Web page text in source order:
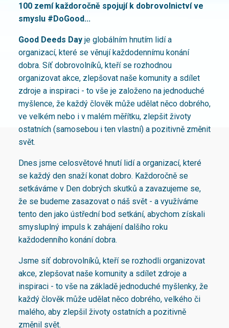
100 zemí každoročně spojují k dobrovolnictví ve
smyslu #DoGood...
Good Deeds Day je globálním hnutím lidí a
organizací, které se věnují každodennímu konání
dobra. Síť dobrovolníků, kteří se rozhodnou
organizovat akce, zlepšovat naše komunity a sdílet
zdroje a inspiraci - to vše je založeno na jednoduché
myšlence, že každý člověk může udělat něco dobrého,
ve velkém nebo i v malém měřítku, zlepšit životy
ostatních (samosebou i ten vlastní) a pozitivně změnit
svět.
Dnes jsme celosvětové hnutí lidí a organizací, které
se každý den snaží konat dobro. Každoročně se
setkáváme v Den dobrých skutků a zavazujeme se,
že se budeme zasazovat o náš svět - a využíváme
tento den jako ústřední bod setkání, abychom získali
smysluplný impuls k zahájení dalšího roku
každodenního konání dobra.
Jsme síť dobrovolníků, kteří se rozhodli organizovat
akce, zlepšovat naše komunity a sdílet zdroje a
inspiraci - to vše na základě jednoduché myšlenky, že
každý člověk může udělat něco dobrého, velkého či
malého, aby zlepšil životy ostatních a pozitivně
změnil svět.